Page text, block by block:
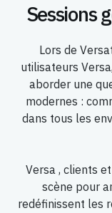
Sessions
Lors de
utilisateurs
aborder une
modernes :
dans tous les
Versa , clients
scène pour
redéfinissent les